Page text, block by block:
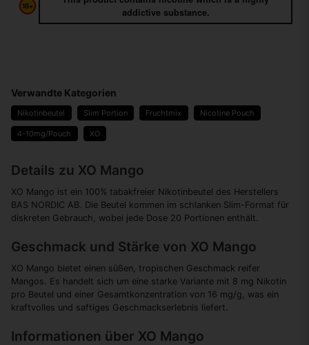
addictive substance.
Verwandte Kategorien
Nikotinbeutel Slim Portion Fruchtmix Nicotine Pouch
4-10mg/Pouch XO
Details zu XO Mango
XO Mango ist ein 100% tabakfreier Nikotinbeutel des Herstellers
BAS NORDIC AB. Die Beutel kommen im schlanken Slim-Format für
diskreten Gebrauch, wobei jede Dose 20 Portionen enthält.
Geschmack und Stärke von XO Mango
XO Mango bietet einen süßen, tropischen Geschmack reifer
Mangos. Es handelt sich um eine starke Variante mit 8 mg Nikotin
pro Beutel und einer Gesamtkonzentration von 16 mg/g, was ein
kraftvolles und saftiges Geschmackserlebnis liefert.
Informationen über XO Mango